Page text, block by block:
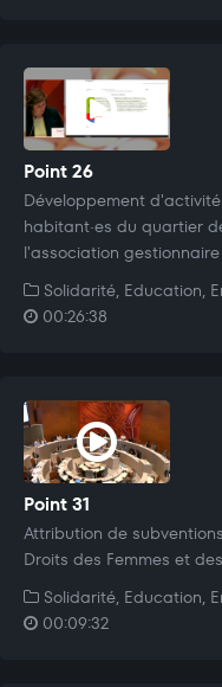
Point 26
Développement
habitant·es du quartier
l'association
Solidarité, Education,
00:26:38
Point 31
Attribution de
Droits des Femmes et
Solidarité, Education,
00:09:32